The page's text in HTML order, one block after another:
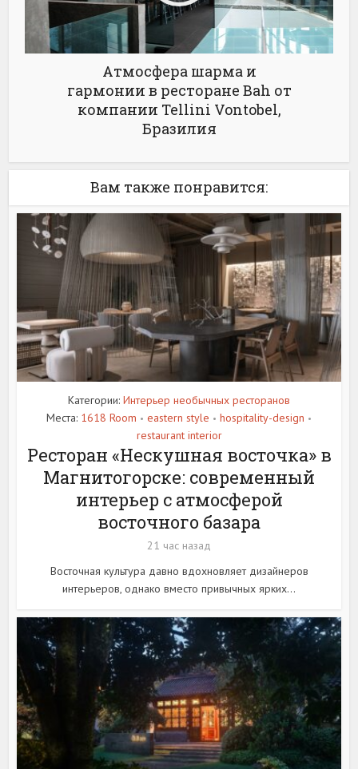
Атмосфера шарма и
гармонии в ресторане Bah от
компании Tellini Vontobel,
Бразилия
Вам также понравится:
Категории: Интерьер необычных ресторанов
Места: 1618 Room • eastern style • hospitality-design •
restaurant interior
Ресторан «Нескушная восточка» в
Магнитогорске: современный
интерьер с атмосферой
восточного базара
21 час назад
Восточная культура давно вдохновляет дизайнеров
интерьеров, однако вместо привычных ярких...